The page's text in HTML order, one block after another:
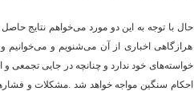
حال با توجه به این دو مورد می‌خواهم نتایج
هرازگاهی اخباری از آن می‌شنویم و می‌خوانیم و
خواسته‌های خود ندارد و چنانچه در جایی تجمعی
احکام سنگین مواجه خواهد شد .مشکلات و